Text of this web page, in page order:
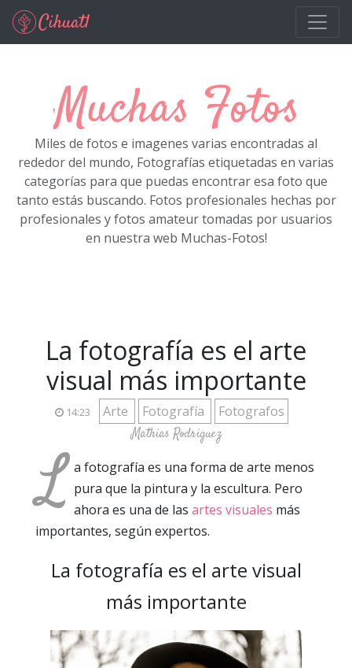
Ir al contenido principal
Muchas Fotos
Miles de fotos e imagenes varias encontradas al
rededor del mundo, Fotografías etiquetadas en varias
categorías para que puedas encontrar esa foto que
tanto estás buscando. Fotos profesionales hechas por
profesionales y fotos amateur tomadas por usuarios
en nuestra web Muchas-Fotos!
La fotografía es el arte
visual más importante
14:23 Arte Fotografía Fotografos
Mathias Rodriguez
L a fotografía es una forma de arte menos
pura que la pintura y la escultura. Pero
ahora es una de las artes visuales más
importantes, según expertos.
La fotografía es el arte visual
más importante